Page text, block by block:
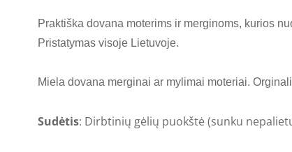
Praktiška dovana moterims ir merginoms, kurios
Pristatymas visoje Lietuvoje.
Miela dovana merginai ar mylimai moteriai.
Sudėtis: Dirbtinių gėlių puokštė (sunku